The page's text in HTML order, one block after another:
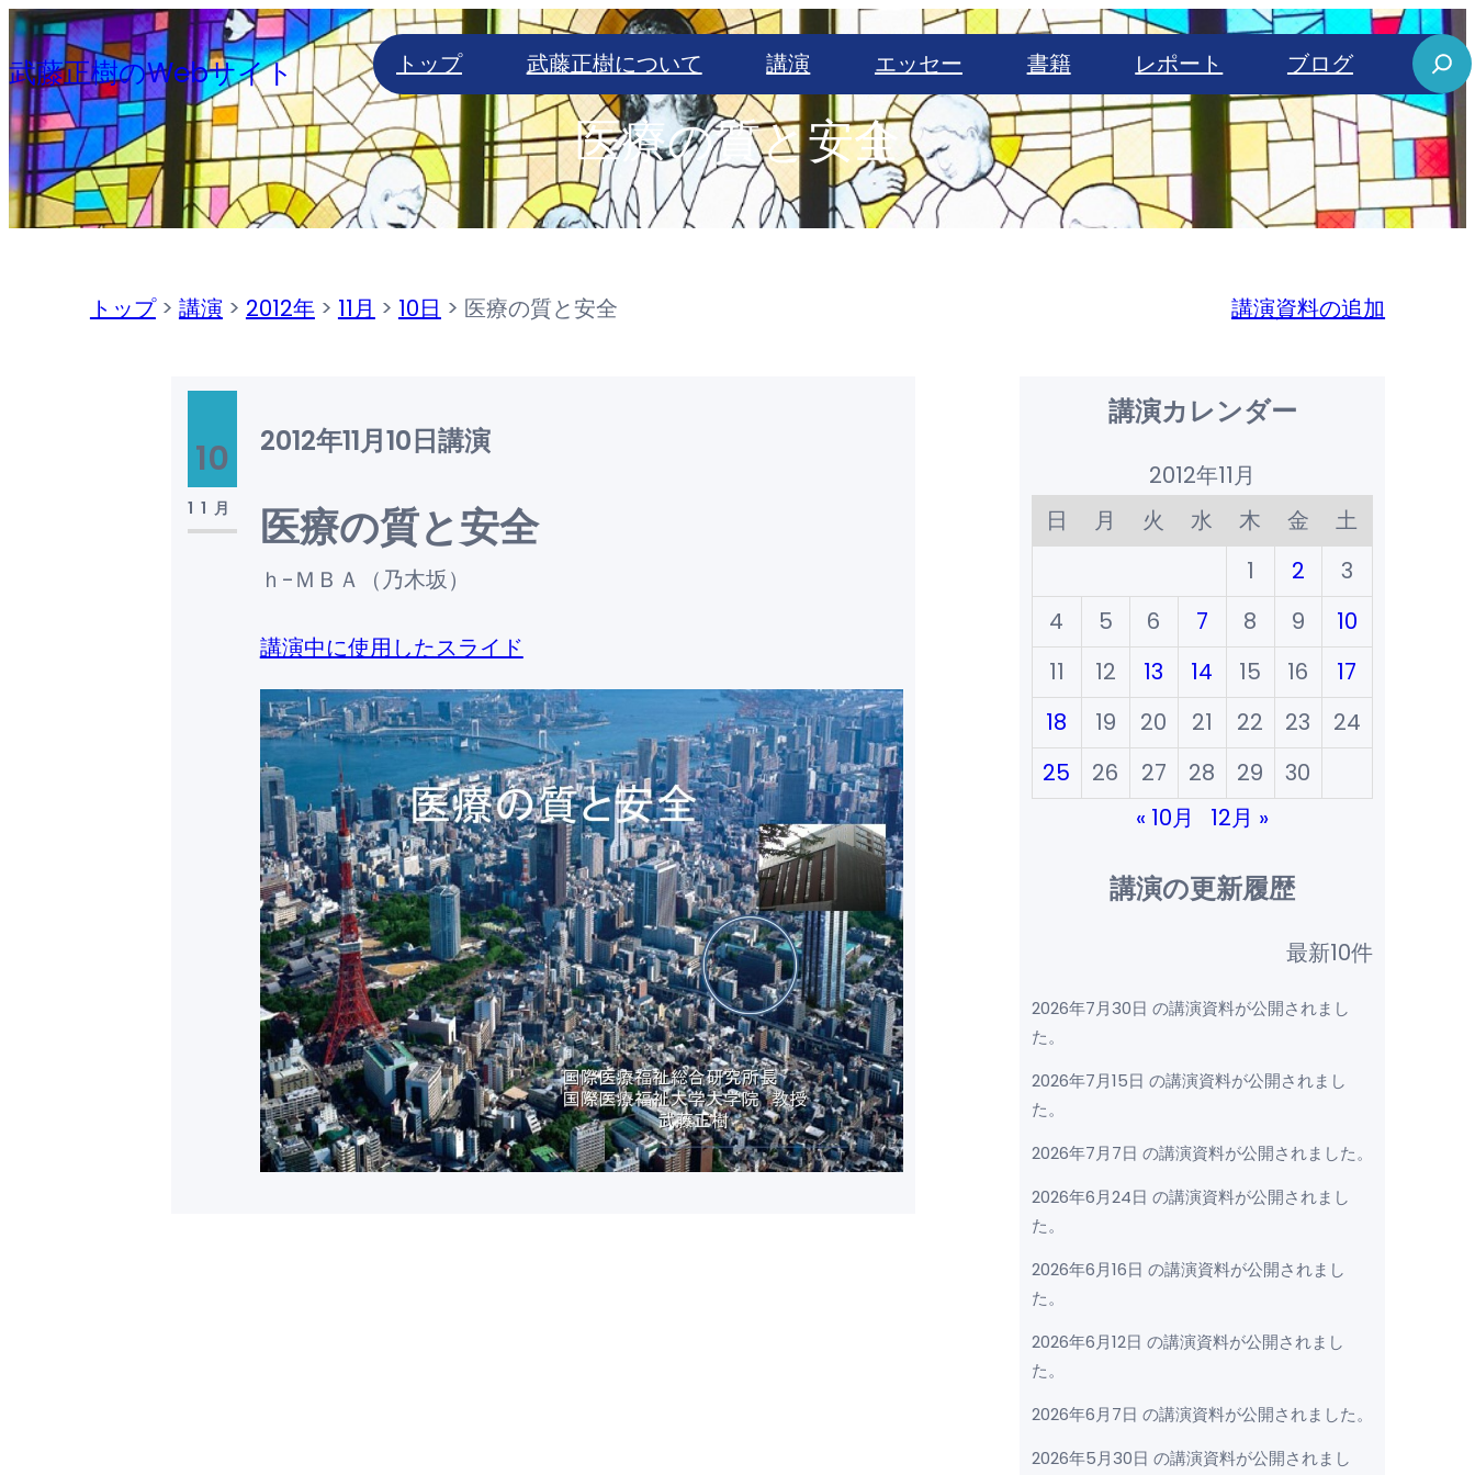
内
容
を
ス
キ
ッ
武藤正樹のWebサイト トップ 武藤正樹について 講演 エッセー 書籍 レポート ブログ
S
e
a
r
c
医療の質と安全
トップ> 講演 > 2012年> 11月 > 10日 > 医療の質と安全 講演資料の追加
10
11月
2012年11月10日講演
医療の質と安全
ｈ-ＭＢＡ（乃木坂）
講演中に使用したスライド
講演カレンダー
2012年11月
日
月 火 水 木 金
土
1
2
3
4
5 6 7 8 9
10
11
12 13 14 15 16
17
18
19 20 21 22 23
24
25
26 27 28 29
30
« 10月
12月 »
講演の更新履歴
最新10件
2026年7月30日 の講演資料が公開されまし
た。
2026年7月15日 の講演資料が公開されまし
た。
2026年7月7日 の講演資料が公開されました。
2026年6月24日 の講演資料が公開されまし
た。
2026年6月16日 の講演資料が公開されまし
た。
2026年6月12日 の講演資料が公開されまし
た。
2026年6月7日 の講演資料が公開されました。
2026年5月30日 の講演資料が公開されまし